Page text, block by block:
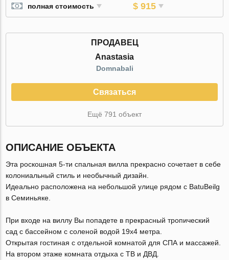
полная стоимость $ 915
ПРОДАВЕЦ
Anastasia
Domnabali
Связаться
Ещё 791 объект
ОПИСАНИЕ ОБЪЕКТА
Эта роскошная 5-ти спальная вилла прекрасно сочетает в себе
колониальный стиль и необычный дизайн.
Идеально расположена на небольшой улице рядом с BatuBeilg
в Семиньяке.
При входе на виллу Вы попадете в прекрасный тропический
сад с бассейном с соленой водой 19x4 метра.
Открытая гостиная с отдельной комнатой для СПА и массажей.
На втором этаже комната отдыха с ТВ и ДВД.